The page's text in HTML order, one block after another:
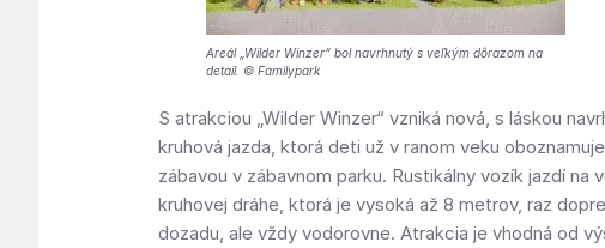
Areál „Wilder Winzer“ bol navrhnutý s veľkým dôrazom na
detail. © Familypark
S atrakciou „Wilder Winzer“ vzniká nová, s láskou
kruhová jazda, ktorá deti už v ranom veku
zábavou v zábavnom parku. Rustikálny vozík jazdí na
kruhovej dráhe, ktorá je vysoká až 8 metrov, raz
dozadu, ale vždy vodorovne. Atrakcia je vhodná od